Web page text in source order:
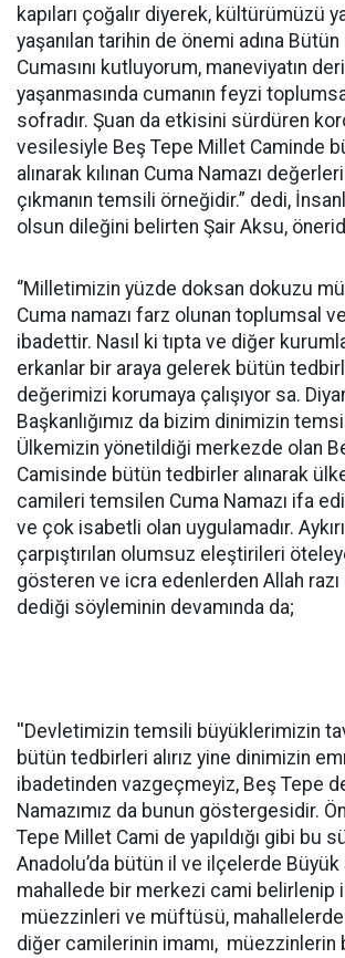
kapıları çoğalır diyerek, kültürümüzü
yaşanılan tarihin de önemi adına
Cumasını kutluyorum, maneviyatın
yaşanmasında cumanın feyzi
sofradır. Şuan da etkisini sürdüren
vesilesiyle Beş Tepe Millet Caminde
alınarak kılınan Cuma Namazı
çıkmanın temsili örneğidir.” dedi,
olsun dileğini belirten Şair Aksu,
‘’Milletimizin yüzde doksan dokuzu
Cuma namazı farz olunan toplumsal
ibadettir. Nasıl ki tıpta ve diğer
erkanlar bir araya gelerek bütün
değerimizi korumaya çalışıyor sa.
Başkanlığımız da bizim dinimizin
Ülkemizin yönetildiği merkezde olan
Camisinde bütün tedbirler alınarak
camileri temsilen Cuma Namazı ifa
ve çok isabetli olan uygulamadır.
çarpıştırılan olumsuz eleştirileri
gösteren ve icra edenlerden Allah
dediği söyleminin devamında da;
''Devletimizin temsili büyüklerimizin
bütün tedbirleri alırız yine dinimizin
ibadetinden vazgeçmeyiz, Beş Tepe de
Namazımız da bunun göstergesidir.
Tepe Millet Cami de yapıldığı gibi bu
Anadolu’da bütün il ve ilçelerde
mahallede bir merkezi cami belirlenip
müezzinleri ve müftüsü,
diğer camilerinin imamı, müezzinlerin